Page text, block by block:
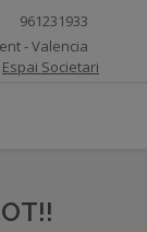
961231933
- Valencia
Espai Societari